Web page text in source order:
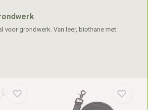
voor grondwerk. Van leer, biothane met